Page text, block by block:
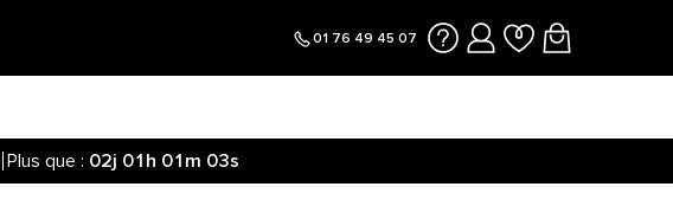
01 76 49 45 07
Plus que : 02j 01h 01m 02s